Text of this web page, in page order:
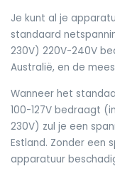
Je kunt al je
standaard
230V) 220V-240V
Australië, en de
Wanneer het
100-127V bedraagt
230V) zul je een
Estland. Zonder een
apparatuur